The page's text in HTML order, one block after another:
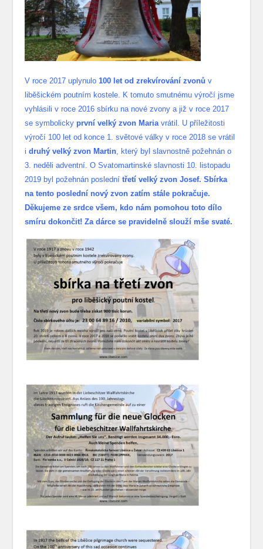
V roce 2017 uplynulo100 let od zrekvírování zvonů v
liběšickém poutním kostele. K tomuto smutnému výročí jsme
vyhlásili v roce 2016 sbírku na nové zvony a již v roce 2017
se symbolickyprvní velký zvon Mariavrátil. U příležitosti
výročí 100 let od konce 1. světové války v roce 2018 se vrátil
idruhý velký zvon Martin, který byl slavnostně požehnán o
3. neděli adventní. O Svatomartinské slavnosti 10. listopadu
2019 byl požehnán poslednítřetí velký zvon Josef. Sbírka
na tento poslední nový zvon zatím stále pokračuje.
Děkujeme ze srdce všem, kdo nám pomohou toto dílo
smíru dokončit! Za dárce se pravidelně slouží mše svaté.